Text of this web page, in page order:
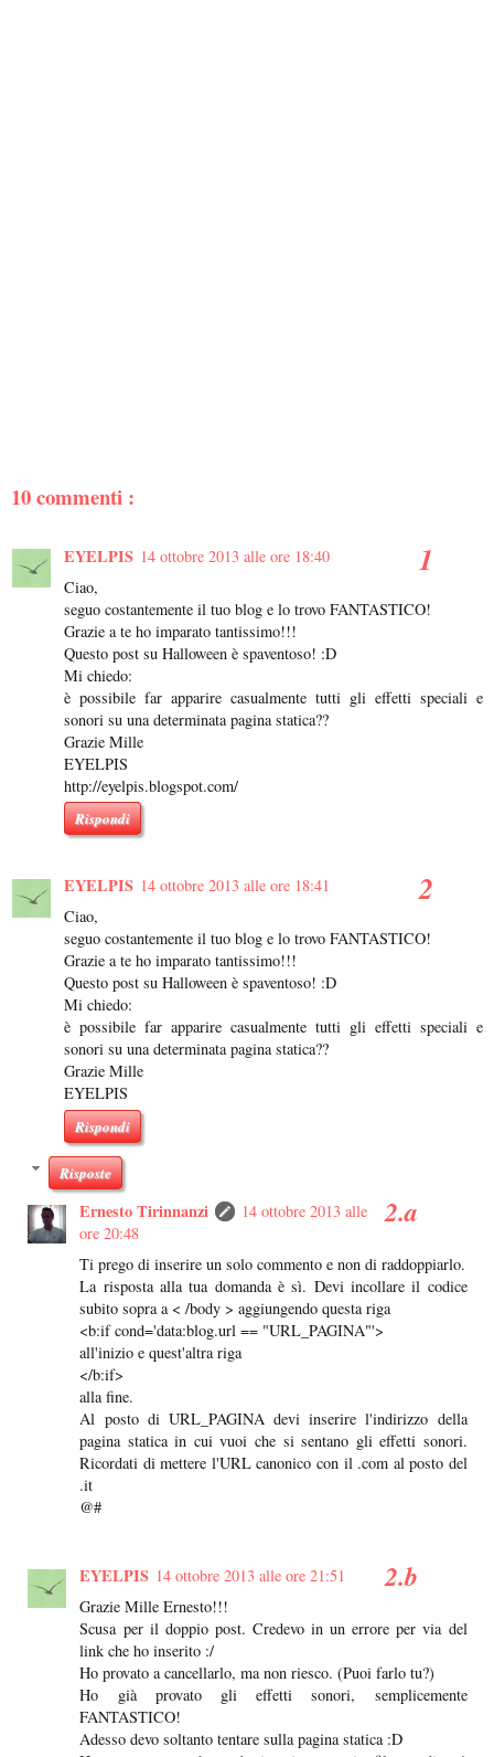
10 commenti :
EYELPIS 14 ottobre 2013 alle ore 18:40
Ciao,
seguo costantemente il tuo blog e lo trovo FANTASTICO!
Grazie a te ho imparato tantissimo!!!
Questo post su Halloween è spaventoso! :D
Mi chiedo:
è possibile far apparire casualmente tutti gli effetti speciali e
sonori su una determinata pagina statica??
Grazie Mille
EYELPIS
http://eyelpis.blogspot.com/
Rispondi
EYELPIS 14 ottobre 2013 alle ore 18:41
Ciao,
seguo costantemente il tuo blog e lo trovo FANTASTICO!
Grazie a te ho imparato tantissimo!!!
Questo post su Halloween è spaventoso! :D
Mi chiedo:
è possibile far apparire casualmente tutti gli effetti speciali e
sonori su una determinata pagina statica??
Grazie Mille
EYELPIS
Rispondi
Risposte
Ernesto Tirinnanzi
14 ottobre 2013 alle
ore 20:48
Ti prego di inserire un solo commento e non di raddoppiarlo.
La risposta alla tua domanda è sì. Devi incollare il codice
subito sopra a < /body > aggiungendo questa riga
<b:if cond='data:blog.url == "URL_PAGINA"'>
all'inizio e quest'altra riga
</b:if>
alla fine.
Al posto di URL_PAGINA devi inserire l'indirizzo della
pagina statica in cui vuoi che si sentano gli effetti sonori.
Ricordati di mettere l'URL canonico con il .com al posto del
.it
@#
EYELPIS 14 ottobre 2013 alle ore 21:51
Grazie Mille Ernesto!!!
Scusa per il doppio post. Credevo in un errore per via del
link che ho inserito :/
Ho provato a cancellarlo, ma non riesco. (Puoi farlo tu?)
Ho già provato gli effetti sonori, semplicemente
FANTASTICO!
Adesso devo soltanto tentare sulla pagina statica :D